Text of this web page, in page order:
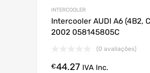
INTERCOOLER
Intercooler AUDI A6 (4B2,
2002 058145805C
(0 avaliações)
€44.27 IVA Inc.